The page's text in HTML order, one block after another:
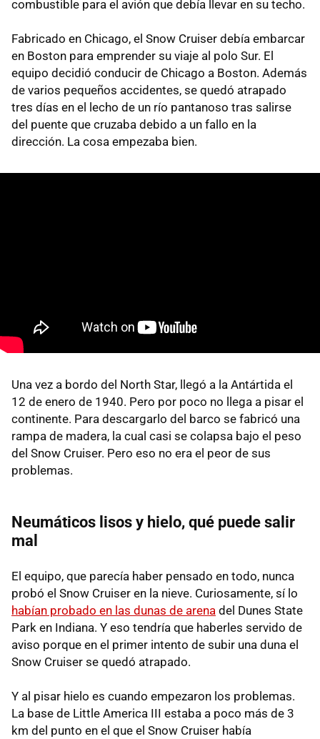
combustible para el avión que debía llevar en su techo.
Fabricado en Chicago, el Snow Cruiser debía embarcar
en Boston para emprender su viaje al polo Sur. El
equipo decidió conducir de Chicago a Boston. Además
de varios pequeños accidentes, se quedó atrapado
tres días en el lecho de un río pantanoso tras salirse
del puente que cruzaba debido a un fallo en la
dirección. La cosa empezaba bien.
Una vez a bordo del North Star, llegó a la Antártida el
12 de enero de 1940. Pero por poco no llega a pisar el
continente. Para descargarlo del barco se fabricó una
rampa de madera, la cual casi se colapsa bajo el peso
del Snow Cruiser. Pero eso no era el peor de sus
problemas.
Neumáticos lisos y hielo, qué puede salir
mal
El equipo, que parecía haber pensado en todo, nunca
probó el Snow Cruiser en la nieve. Curiosamente, sí lo
habían probado en las dunas de arena del Dunes State
Park en Indiana. Y eso tendría que haberles servido de
aviso porque en el primer intento de subir una duna el
Snow Cruiser se quedó atrapado.
Y al pisar hielo es cuando empezaron los problemas.
La base de Little America III estaba a poco más de 3
km del punto en el que el Snow Cruiser había